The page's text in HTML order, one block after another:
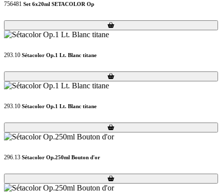
756481 Set 6x20ml SETACOLOR Op
Loading...
Loading...
293.10 Sétacolor Op.1 Lt. Blanc titane
Loading...
Loading...
293.10 Sétacolor Op.1 Lt. Blanc titane
Loading...
Loading...
296.13 Sétacolor Op.250ml Bouton d'or
Loading...
Loading...